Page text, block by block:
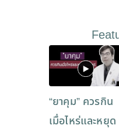
“ยาคุม” ควรกิน
เมื่อไหร่และหยุด